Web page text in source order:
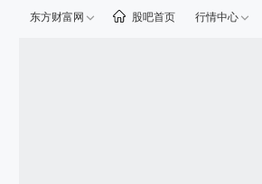
东方财富网 股吧首页 行情中心